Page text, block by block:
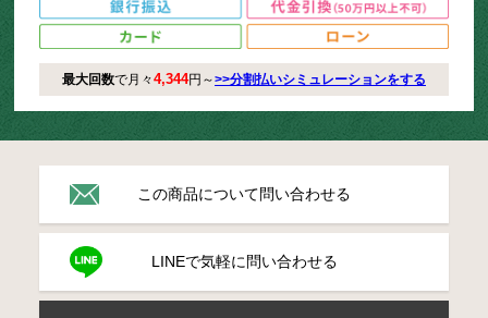
最大回数で月々4,344円～>>分割払いシミュレーションをする
この商品について問い合わせる
LINEで気軽に問い合わせる